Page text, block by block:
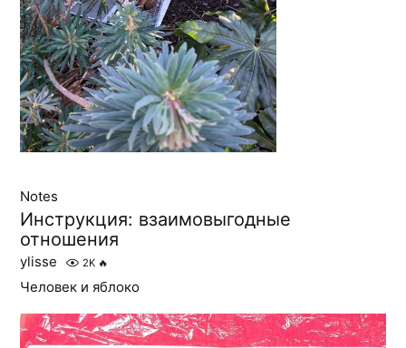
Notes
Инструкция: взаимовыгодные
отношения
ylisse 2K 🔥
Человек и яблоко